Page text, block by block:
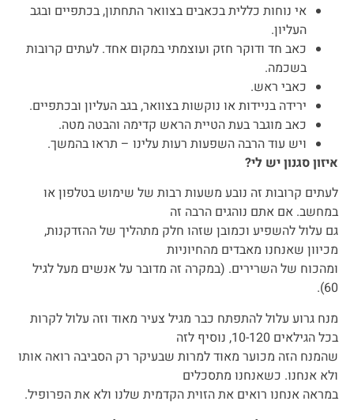
אי נוחות כללית בכאבים בצוואר התחתון, בכתפיים ובגב
העליון.
כאב חד ודוקר חזק ועוצמתי במקום אחד. לעתים קרובות
בשכמה.
כאבי ראש.
ירידה בניידות או נוקשות בצוואר, בגב העליון ובכתפיים.
כאב מוגבר בעת הטיית הראש קדימה והבטה מטה.
ויש עוד הרבה השפעות רעות עלינו – תראו בהמשך.
איזון סגנון יש לי?
לעתים קרובות זה נובע משעות רבות של שימוש בטלפון או
במחשב. אם אתם נוהגים הרבה זה
גם עלול להשפיע וכמובן שזהו חלק מתהליך של ההזדקנות,
מכיוון שאנחנו מאבדים מהחיוניות
ומהכוח של השרירים. (במקרה זה מדובר על אנשים מעל לגיל
60).
מנח גרוע עלול להתפתח כבר מגיל צעיר מאוד וזה עלול לקרות
בכל הגילאים 10-120, נוסיף לזה
שהמנח הזה מכוער מאוד למרות שבעיקר רק הסביבה רואה אותו
ולא אנחנו. כשאנחנו מתסכלים
במראה אנחנו רואים את הזוית הקדמית שלנו ולא את הפרופיל.